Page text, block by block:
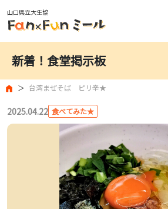
山口県立大生協
新着！食堂掲示板
台湾まぜそば ピリ辛★
2025.04.22 食べてみた★